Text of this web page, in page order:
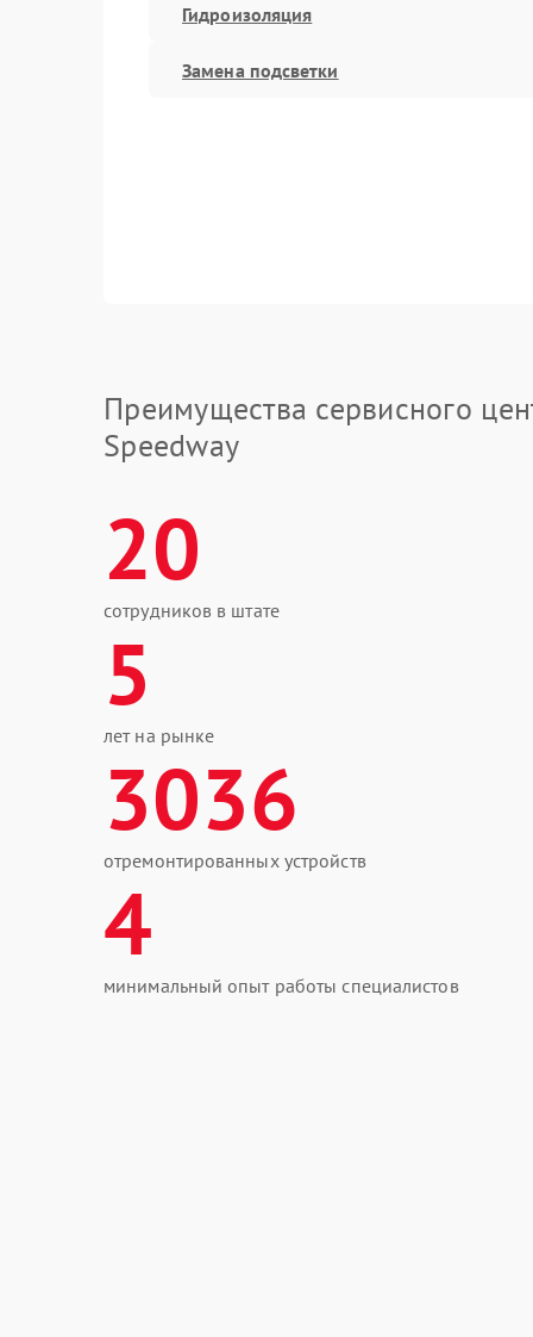
Гидроизоляция
Замена подсветки
Преимущества сервисного
Speedway
20
сотрудников в штате
5
лет на рынке
3036
отремонтированных устройств
4
минимальный опыт работы специалистов